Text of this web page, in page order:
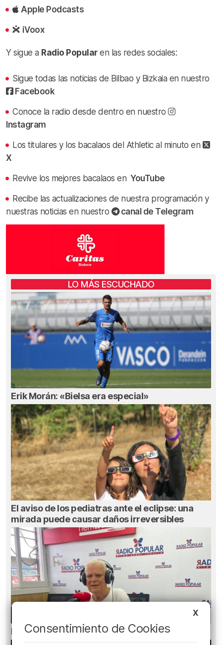
Apple Podcasts
iVoox
Y sigue a Radio Popularen las redes sociales:
Sigue todas las noticias de Bilbao y Bizkaia en nuestro
Facebook
Conoce la radio desde dentro en nuestro
Instagram
Los titulares y los bacalaos del Athletic al minuto en
X
Revive los mejores bacalaos en YouTube
Recibe las actualizaciones de nuestra programación y
nuestras noticias en nuestro
canal de Telegram
LO MÁS ESCUCHADO
Erik Morán: «Bielsa era especial»
El aviso de los pediatras ante el eclipse: una
mirada puede causar daños irreversibles
El bilbaíno que opta a un récord Guinness
X
Consentimiento de Cookies